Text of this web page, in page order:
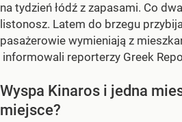
na tydzień łódź z zapasami. Co
listonosz. Latem do brzegu
pasażerowie wymieniają z
informowali reporterzy Greek
Wyspa Kinaros i jedna
miejsce?